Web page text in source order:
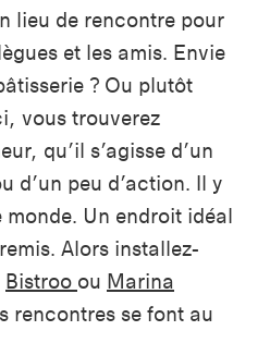
lieu de rencontre pour
et les amis. Envie
? Ou plutôt
vous trouverez
qu’il s’agisse d’un
d’un peu d’action. Il y
Un endroit idéal
Alors installez-
Bistroo ou Marina
rencontres se font au